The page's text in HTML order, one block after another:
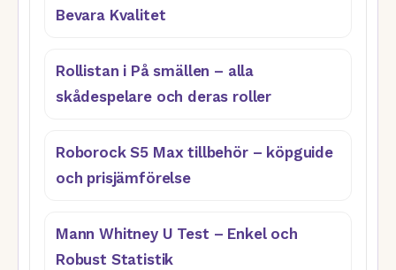
Bevara Kvalitet
Rollistan i På smällen – alla
skådespelare och deras roller
Roborock S5 Max tillbehör – köpguide
och prisjämförelse
Mann Whitney U Test – Enkel och
Robust Statistik